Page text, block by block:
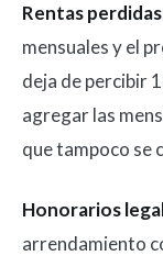
Rentas
mensuales y el
deja de percibir
agregar las
que tampoco se
Honorarios
arrendamiento